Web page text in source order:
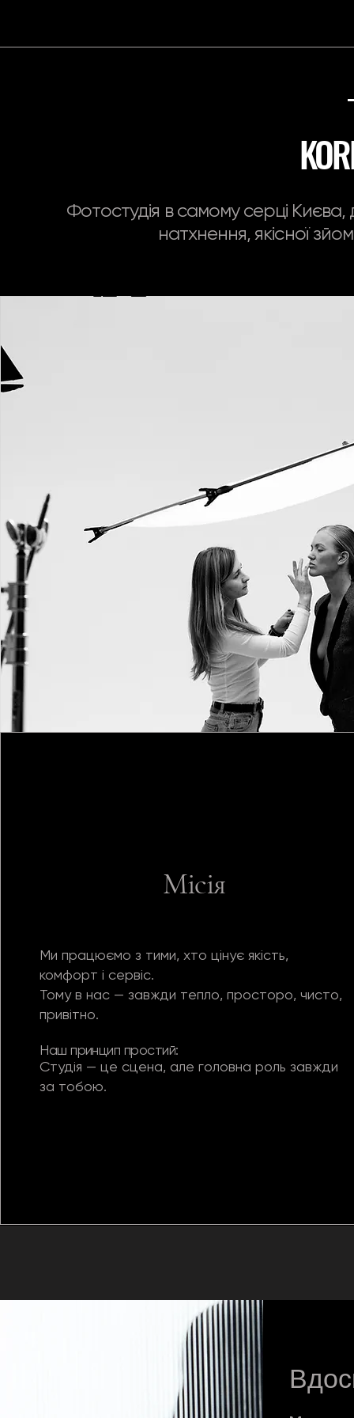
Фотостудія в самому серці
натхнення, якісної
Місія
Ми працюємо з тими, хто цінує якість,
комфорт і сервіс.
Тому в нас — завжди тепло, просторо, чисто,
привітно.
Наш принцип простий:
Студія — це сцена, але головна роль завжди
за тобою.